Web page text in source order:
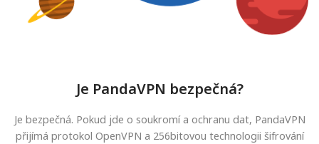
Je PandaVPN bezpečná?
Je bezpečná. Pokud jde o soukromí a ochranu dat, PandaVPN
přijímá protokol OpenVPN a 256bitovou technologii šifrování